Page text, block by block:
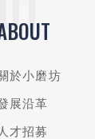
於小磨坊
展沿革
人才招募